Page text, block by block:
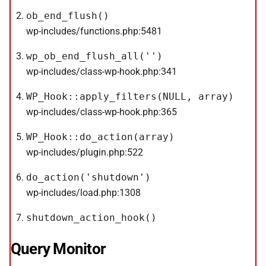
ob_end_flush()
wp-includes/functions.php:5481
wp_ob_end_flush_all('')
wp-includes/class-wp-hook.php:341
WP_Hook::apply_filters(NULL, array)
wp-includes/class-wp-hook.php:365
WP_Hook::do_action(array)
wp-includes/plugin.php:522
do_action('shutdown')
wp-includes/load.php:1308
shutdown_action_hook()
Query Monitor